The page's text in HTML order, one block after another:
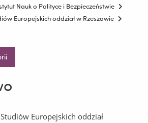
Nauk o Polityce i Bezpieczeństwie
Europejskich oddział w Rzeszowie
Europejskich oddział